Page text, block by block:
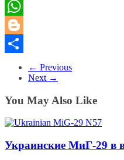
Tumblr
WhatsApp
Blogger
← Previous
Next →
You May Also Like
Украинские МиГ-29 в